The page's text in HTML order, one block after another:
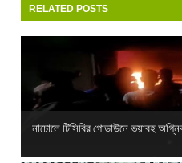
RELATED POSTS
নাচোলে টিসিবির গোডাউনে ভয়াবহ